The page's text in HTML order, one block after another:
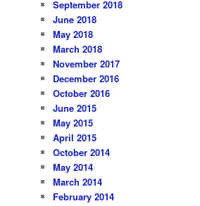
September 2018
June 2018
May 2018
March 2018
November 2017
December 2016
October 2016
June 2015
May 2015
April 2015
October 2014
May 2014
March 2014
February 2014